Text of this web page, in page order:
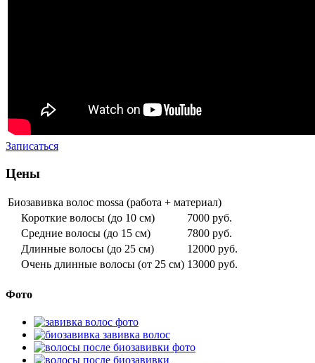
Записаться
Цены
Биозавивка волос mossa (работа + материал)
Короткие волосы (до 10 см)
7000 руб.
Средние волосы (до 15 см)
7800 руб.
Длинные волосы (до 25 см)
12000 руб.
Очень длинные волосы (от 25 см) 13000 руб.
Фото